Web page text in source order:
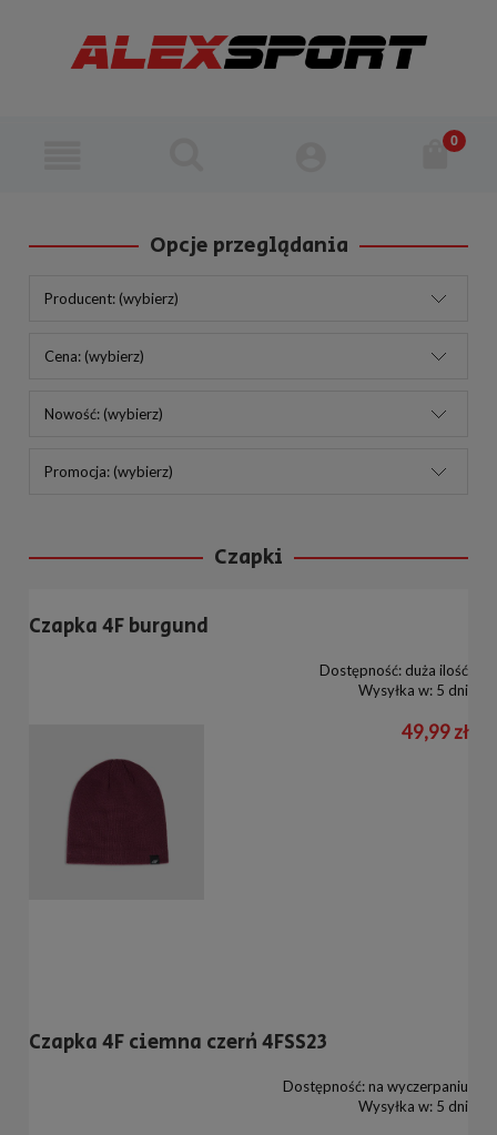
Opcje przeglądania
Producent: (wybierz)
Cena: (wybierz)
Nowość: (wybierz)
Promocja: (wybierz)
Czapki
Czapka 4F burgund
Dostępność: duża ilość
Wysyłka w: 5 dni
49,99 zł
Czapka 4F ciemna czerń 4FSS23
Dostępność: na wyczerpaniu
Wysyłka w: 5 dni